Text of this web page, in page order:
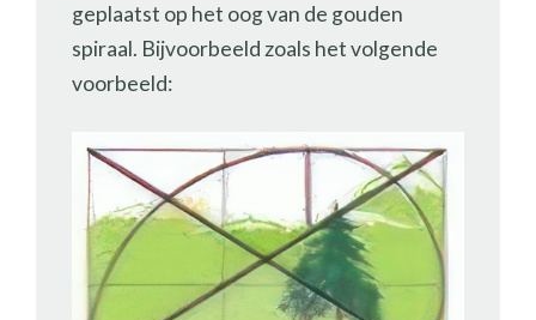
geplaatst op het oog van de gouden
spiraal. Bijvoorbeeld zoals het volgende
voorbeeld: